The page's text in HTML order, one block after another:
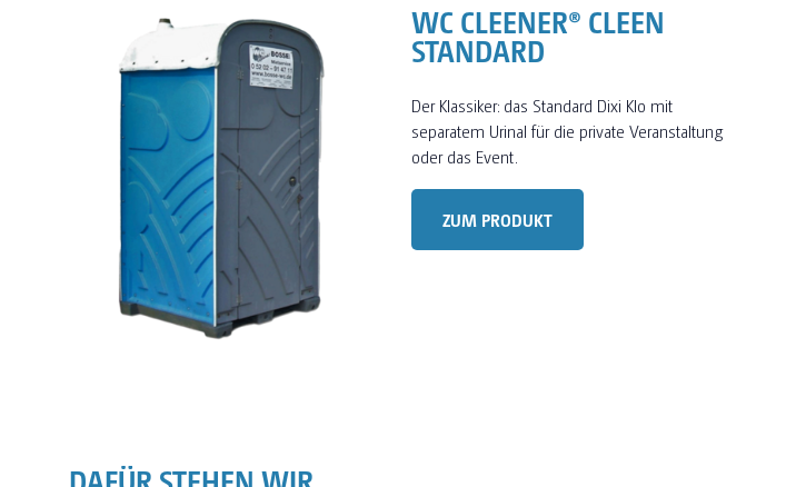
WC CLEENER® CLEEN
STANDARD
Der Klassiker: das Standard Dixi Klo mit
separatem Urinal für die private Veranstaltung
oder das Event.
ZUM PRODUKT